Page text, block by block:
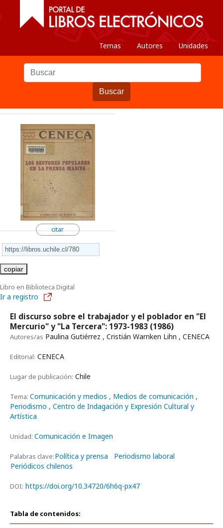
Temas Autores Unidades
Buscar
citar
copiar
Libro en Biblioteca Digital
Ir a registro
El discurso sobre el trabajador y el poblador en "El
Mercurio" y "La Tercera": 1973-1983 (1986)
Autores/as Paulina Gutiérrez , Cristián Warnken Lihn , CENECA
Editorial: CENECA
Lugar de publicación: Chile
Tema: Comunicación y medios , Medios de comunicación ,
Periodismo , Centro de Indagación y Expresión Cultural y
Artística
Unidad: Comunicación e Imagen
Palabras clave:Política y prensa
Periodismo laboral
Periódicos chilenos
DOI: https://doi.org/10.34720/6h6q-px47
Tabla de contenidos: